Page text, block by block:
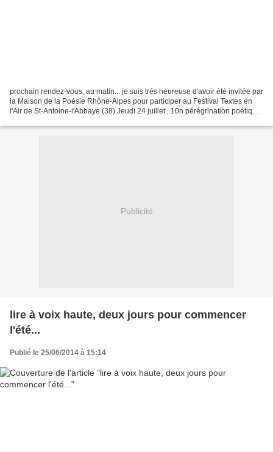
prochain rendez-vous, au matin... je suis très heureuse d'avoir été invitée par
la Maison de la Poésie Rhône-Alpes pour participer au Festival Textes en
l'Air de St-Antoine-l'Abbaye (38) Jeudi 24 juillet , 10h pérégrination poétique
Publicité
lire à voix haute, deux jours pour commencer
l'été...
Publié le 25/06/2014 à 15:14